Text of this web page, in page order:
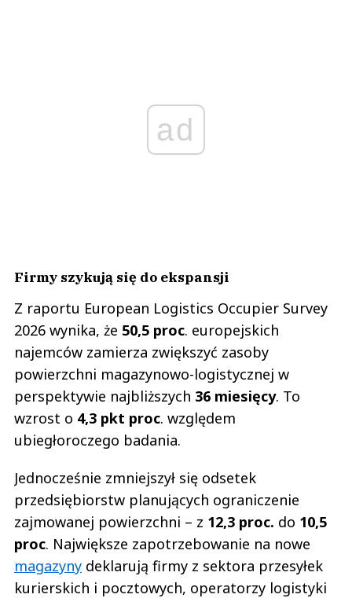
ad
Firmy szykują się do ekspansji
Z raportu European Logistics Occupier Survey
2026 wynika, że 50,5 proc. europejskich
najemców zamierza zwiększyć zasoby
powierzchni magazynowo-logistycznej w
perspektywie najbliższych 36 miesięcy. To
wzrost o 4,3 pkt proc. względem
ubiegłoroczego badania.
Jednocześnie zmniejszył się odsetek
przedsiębiorstw planujących ograniczenie
zajmowanej powierzchni – z 12,3 proc. do 10,5
proc. Największe zapotrzebowanie na nowe
magazyny deklarują firmy z sektora przesyłek
kurierskich i pocztowych, operatorzy logistyki